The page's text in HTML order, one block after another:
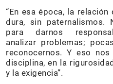
“En esa época, la
dura, sin paternalismos.
para darnos
analizar problemas;
reconocernos. Y eso
disciplina, en la
y la exigencia”.